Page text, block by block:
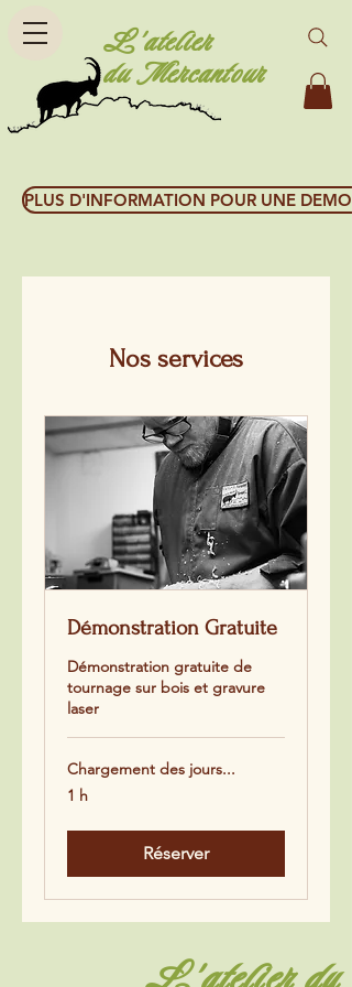
L'atelier
du Mercantour
PLUS D'INFORMATION POUR UNE
Nos services
Démonstration Gratuite
Démonstration gratuite de
tournage sur bois et gravure
laser
Chargement des jours...
1 h
Réserver